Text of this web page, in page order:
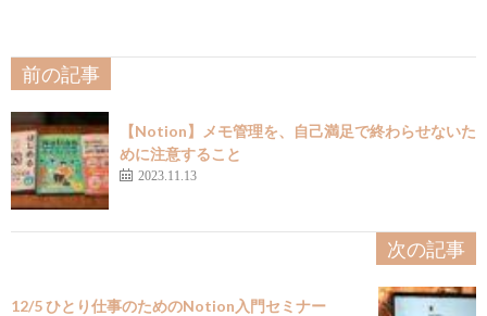
前の記事
【Notion】メモ管理を、自己満足で終わらせないた
めに注意すること
2023.11.13
次の記事
12/5 ひとり仕事のためのNotion入門セミナー